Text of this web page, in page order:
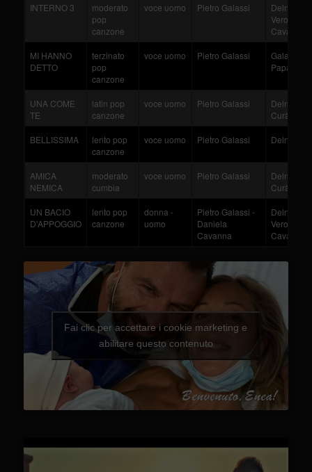
INTERNO 3
moderato
pop
canzone
voce uomo Pietro Galassi
Delnevo -
Veroni -
Cavanna
MI HANNO
DETTO
terzinato
pop
canzone
voce uomo Pietro Galassi
Galassi -
Papaleo
UNA COME
TE
latin pop
canzone
voce uomo Pietro Galassi
Delnevo -
Curà -
BELLISSIMA
lento pop
canzone
voce uomo Pietro Galassi Delnevo -
AMICA
NEMICA
moderato
cumbia
voce uomo Pietro Galassi
Delnevo -
Curà -
UN BACIO
D'APPOGGIO
lento pop
canzone
donna -
uomo
Pietro Galassi -
Daniela
Cavanna
Delnevo -
Veroni -
Cavanna
Fai clic per accettare i cookie marketing e
abilitare questo contenuto